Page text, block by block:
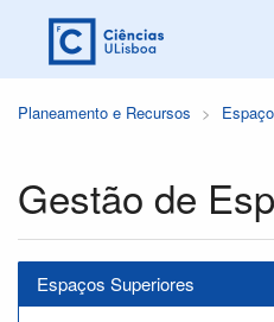
Planeamento e Recursos
Gestão de
Espaços Superiores